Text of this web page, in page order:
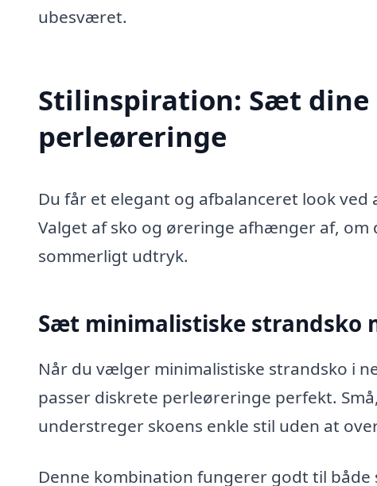
ubesværet.
Stilinspiration: Sæt dine
perleøreringe
Du får et elegant og afbalanceret look
Valget af sko og øreringe afhænger af,
sommerligt udtryk.
Sæt minimalistiske strandsko
Når du vælger minimalistiske strandsko i
passer diskrete perleøreringe perfekt.
understreger skoens enkle stil uden at
Denne kombination fungerer godt til